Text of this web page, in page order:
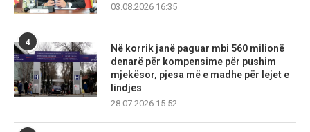
03.08.2026 16:35
4
Në korrik janë paguar mbi 560 milionë
denarë për kompensime për pushim
mjekësor, pjesa më e madhe për lejet e
lindjes
28.07.2026 15:52